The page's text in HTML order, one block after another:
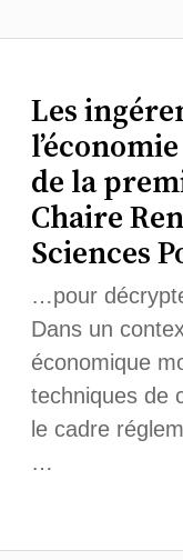
Les
de la
Chaire
Sciences
…pour
Dans un
économique
techniques de
le cadre
…